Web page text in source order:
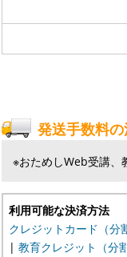
発送手数料
※おためしWeb受講、
利用可能な決済方法
クレジットカード（分
|教育クレジット（分